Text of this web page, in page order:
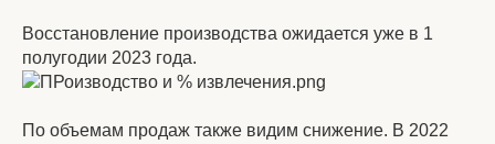
Восстановление производства ожидается уже в 1
полугодии 2023 года.
По объемам продаж также видим снижение. В 2022